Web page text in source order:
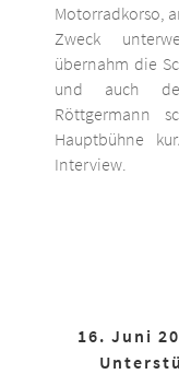
Motorradkorso,
Zweck
übernahm die
und auch der
Röttgermann
Hauptbühne
Interview.
16. Juni